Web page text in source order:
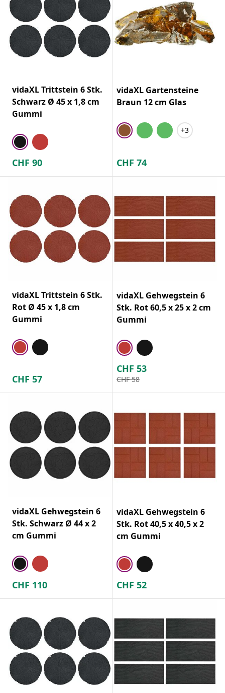
vidaXL Trittstein 6 Stk.
Schwarz Ø 45 x 1,8 cm
Gummi
CHF 90
vidaXL Gartensteine
Braun 12 cm Glas
+3
CHF 74
vidaXL Trittstein 6 Stk.
Rot Ø 45 x 1,8 cm
Gummi
CHF 57
vidaXL Gehwegstein 6
Stk. Rot 60,5 x 25 x 2 cm
Gummi
CHF 53
CHF 58
vidaXL Gehwegstein 6
Stk. Schwarz Ø 44 x 2
cm Gummi
CHF 110
vidaXL Gehwegstein 6
Stk. Rot 40,5 x 40,5 x 2
cm Gummi
CHF 52